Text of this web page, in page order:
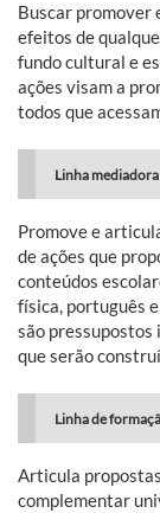
Buscar promover
efeitos de
fundo cultural e
ações visam a
todos que
Linha mediadora
Promove e
de ações que
conteúdos
física, português
são pressupostos
que serão
Linha de
Articula
complementar